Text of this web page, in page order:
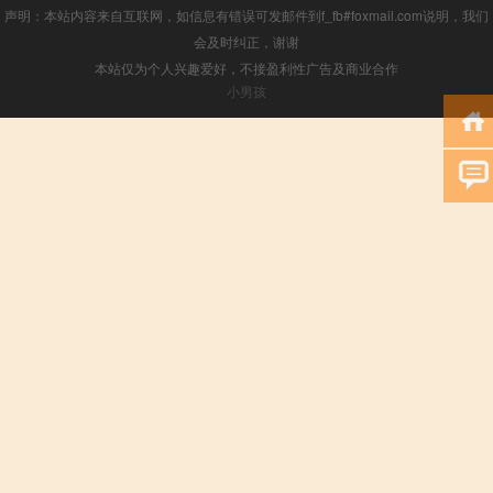
声明：本站内容来自互联网，如信息有错误可发邮件到f_fb#foxmail.com说明，我们
会及时纠正，谢谢
本站仅为个人兴趣爱好，不接盈利性广告及商业合作
小男孩